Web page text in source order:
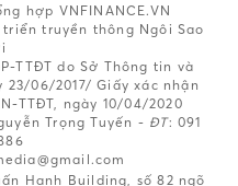
hợp VNFINANCE.VN
truyền thông Ngôi Sao
TTĐT do Sở Thông tin và
06/2017/ Giấy xác nhận
TTĐT, ngày 10/04/2020
Trọng Tuyến - ĐT: 091
Hạnh Building, số 82 ngõ